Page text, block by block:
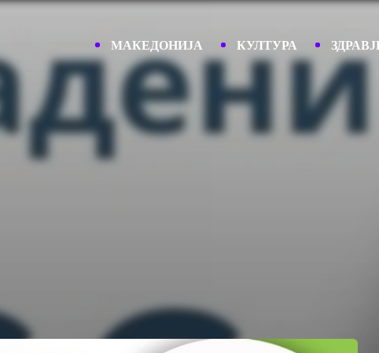
МАКЕДОНИЈА КУЛТУРА